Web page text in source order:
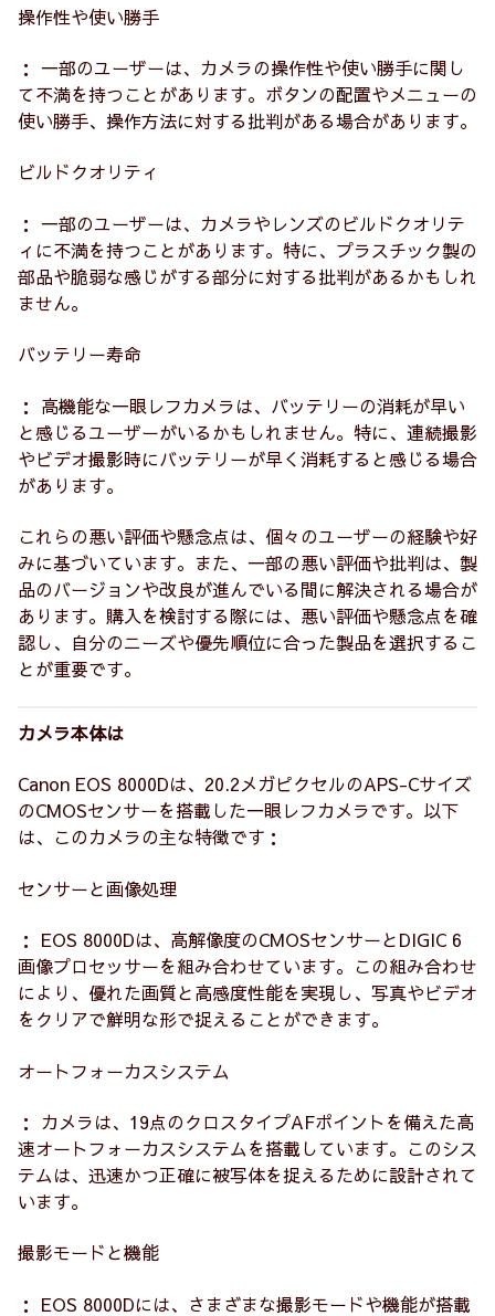
操作性や使い勝手
： 一部のユーザーは、カメラの操作性や使い勝手に関し
て不満を持つことがあります。ボタンの配置やメニューの
使い勝手、操作方法に対する批判がある場合があります。
ビルドクオリティ
： 一部のユーザーは、カメラやレンズのビルドクオリテ
ィに不満を持つことがあります。特に、プラスチック製の
部品や脆弱な感じがする部分に対する批判があるかもしれ
ません。
バッテリー寿命
： 高機能な一眼レフカメラは、バッテリーの消耗が早い
と感じるユーザーがいるかもしれません。特に、連続撮影
やビデオ撮影時にバッテリーが早く消耗すると感じる場合
があります。
これらの悪い評価や懸念点は、個々のユーザーの経験や好
みに基づいています。また、一部の悪い評価や批判は、製
品のバージョンや改良が進んでいる間に解決される場合が
あります。購入を検討する際には、悪い評価や懸念点を確
認し、自分のニーズや優先順位に合った製品を選択するこ
とが重要です。
カメラ本体は
Canon EOS 8000Dは、20.2メガピクセルのAPS-Cサイズ
のCMOSセンサーを搭載した一眼レフカメラです。以下
は、このカメラの主な特徴です：
センサーと画像処理
： EOS 8000Dは、高解像度のCMOSセンサーとDIGIC 6
画像プロセッサーを組み合わせています。この組み合わせ
により、優れた画質と高感度性能を実現し、写真やビデオ
をクリアで鮮明な形で捉えることができます。
オートフォーカスシステム
： カメラは、19点のクロスタイプAFポイントを備えた高
速オートフォーカスシステムを搭載しています。このシス
テムは、迅速かつ正確に被写体を捉えるために設計されて
います。
撮影モードと機能
： EOS 8000Dには、さまざまな撮影モードや機能が搭載